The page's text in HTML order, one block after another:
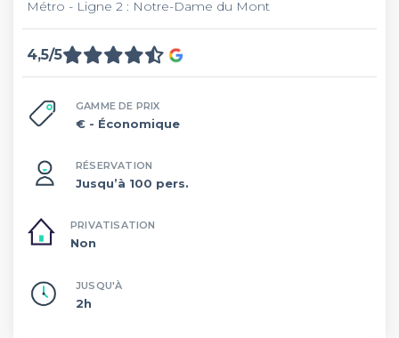
Métro - Ligne 2 : Notre-Dame du Mont
4,5/5
GAMME DE PRIX
€ - Économique
RÉSERVATION
Jusqu’à 100 pers.
PRIVATISATION
Non
JUSQU'À
2h